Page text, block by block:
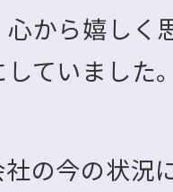
から嬉しく
ていました
の今の状況